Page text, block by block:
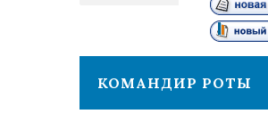
КОМАНДИР РОТЫ